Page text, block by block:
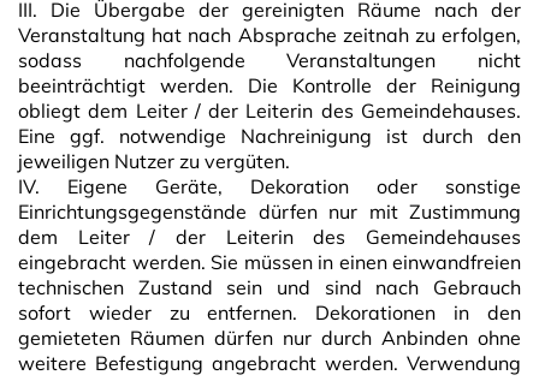
III. Die Übergabe der gereinigten Räume nach der
Veranstaltung hat nach Absprache zeitnah zu erfolgen,
sodass nachfolgende Veranstaltungen nicht
beeinträchtigt werden. Die Kontrolle der Reinigung
obliegt dem Leiter / der Leiterin des Gemeindehauses.
Eine ggf. notwendige Nachreinigung ist durch den
jeweiligen Nutzer zu vergüten.
IV. Eigene Geräte, Dekoration oder sonstige
Einrichtungsgegenstände dürfen nur mit Zustimmung
dem Leiter / der Leiterin des Gemeindehauses
eingebracht werden. Sie müssen in einen einwandfreien
technischen Zustand sein und sind nach Gebrauch
sofort wieder zu entfernen. Dekorationen in den
gemieteten Räumen dürfen nur durch Anbinden ohne
weitere Befestigung angebracht werden. Verwendung